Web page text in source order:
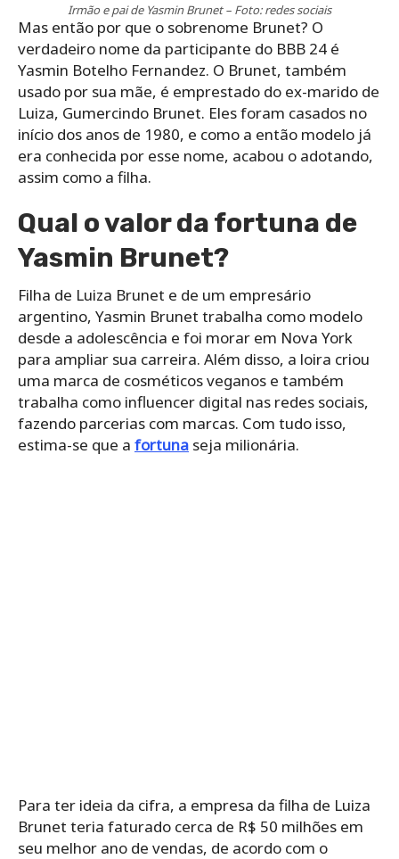
Irmão e pai de Yasmin Brunet – Foto: redes sociais
Mas então por que o sobrenome Brunet? O
verdadeiro nome da participante do BBB 24 é
Yasmin Botelho Fernandez. O Brunet, também
usado por sua mãe, é emprestado do ex-marido de
Luiza, Gumercindo Brunet. Eles foram casados no
início dos anos de 1980, e como a então modelo já
era conhecida por esse nome, acabou o adotando,
assim como a filha.
Qual o valor da fortuna de
Yasmin Brunet?
Filha de Luiza Brunet e de um empresário
argentino, Yasmin Brunet trabalha como modelo
desde a adolescência e foi morar em Nova York
para ampliar sua carreira. Além disso, a loira criou
uma marca de cosméticos veganos e também
trabalha como influencer digital nas redes sociais,
fazendo parcerias com marcas. Com tudo isso,
estima-se que a fortuna seja milionária.
Para ter ideia da cifra, a empresa da filha de Luiza
Brunet teria faturado cerca de R$ 50 milhões em
seu melhor ano de vendas, de acordo com o